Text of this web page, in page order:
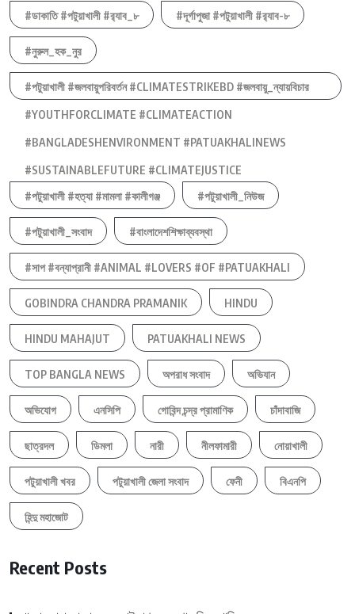
#ডাকাতি #পটুয়াখালী #র‍্যাব_৮
#দূর্গাপুজা #পটুয়াখালী #র‍্যাব-৮
#নুরুল_হক_নুর
#পটুয়াখালী #জলবায়ুপরিবর্তন #CLIMATESTRIKEBD #জলবায়ু_ন্যায়বিচার
#YOUTHFORCLIMATE #CLIMATEACTION
#BANGLADESHENVIRONMENT #PATUAKHALINEWS
#SUSTAINABLEFUTURE #CLIMATEJUSTICE
#পটুয়াখালী #হত্যা #মামলা #কালীগঞ্জ
#পটুয়াখালী_নিউজ
#পটুয়াখালী_সংবাদ #বাংলাদেশশিক্ষাব্যবস্থা
#সাপ #বন্যাপ্রানী #ANIMAL #LOVERS #OF #PATUAKHALI
GOBINDRA CHANDRA PRAMANIK HINDU
HINDU MAHAJUT PATUAKHALI NEWS
TOP BANGLA NEWS অপরাধ সংবাদ অভিযান
অভিযোগ এনসিপি গোবিন্দ চন্দ্র প্রামাণিক চাঁদাবাজি
ছাত্রদল ডিমলা নারী নীলফামারী নোয়াখালী
পটুয়াখালী খবর পটুয়াখালী জেলা সংবাদ ফেনী বিএনপি
হিন্দু মহাজোট
Recent Posts